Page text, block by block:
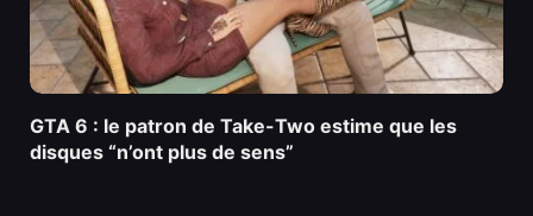
GTA 6 : le patron de Take-Two estime que les
disques “n’ont plus de sens”